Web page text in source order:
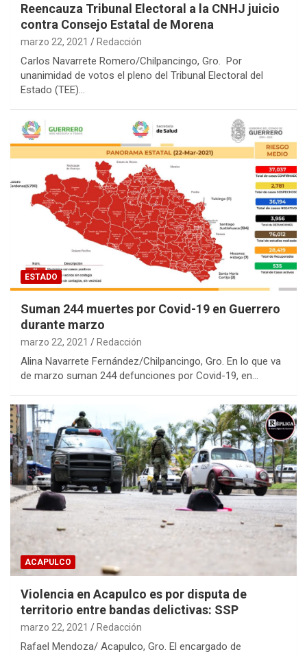
Reencauza Tribunal Electoral a la CNHJ juicio
contra Consejo Estatal de Morena
marzo 22, 2021 Redacción
Carlos Navarrete Romero/Chilpancingo, Gro. Por
unanimidad de votos el pleno del Tribunal Electoral del
Estado (TEE)…
ESTADO
Suman 244 muertes por Covid-19 en Guerrero
durante marzo
marzo 22, 2021 Redacción
Alina Navarrete Fernández/Chilpancingo, Gro. En lo que va
de marzo suman 244 defunciones por Covid-19, en…
ACAPULCO
Violencia en Acapulco es por disputa de
territorio entre bandas delictivas: SSP
marzo 22, 2021 Redacción
Rafael Mendoza/ Acapulco, Gro. El encargado de